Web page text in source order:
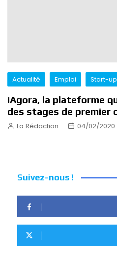
Actualité Emploi Start-up
iAgora, la plateforme
des stages de premier
La Rédaction 04/02/2020
Suivez-nous !